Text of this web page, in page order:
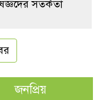
সতর্কতা
জনপ্রিয়